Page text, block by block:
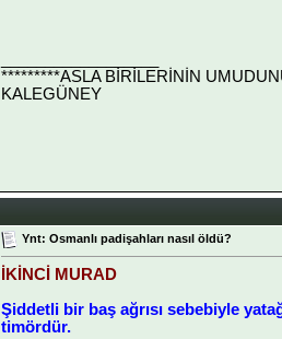
*********ASLA BİRİLERİNİN
KALEGÜNEY
Ynt: Osmanlı padişahları nasıl öldü?
İKİNCİ MURAD
Şiddetli bir baş ağrısı sebebiyle
timördür.